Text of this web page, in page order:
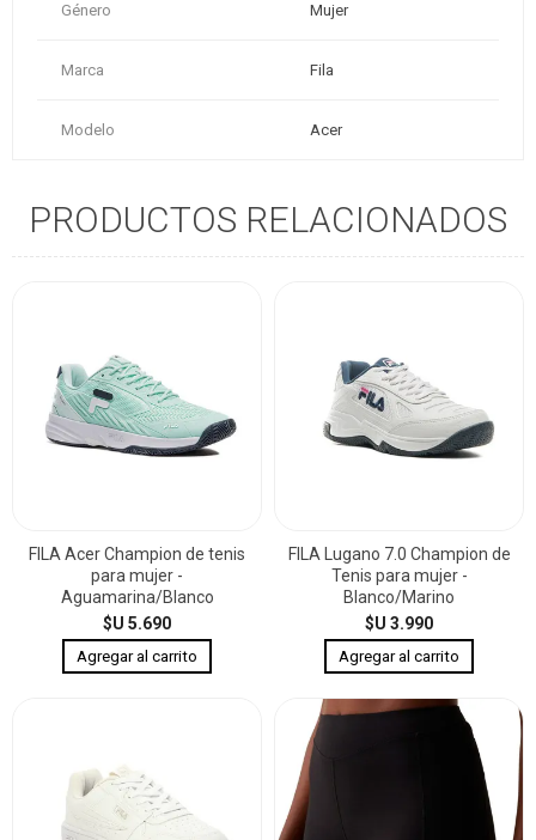
Género Mujer
Marca Fila
Modelo Acer
PRODUCTOS RELACIONADOS
FILA Acer Champion de tenis
para mujer -
Aguamarina/Blanco
$U 5.690
FILA Lugano 7.0 Champion de
Tenis para mujer -
Blanco/Marino
$U 3.990